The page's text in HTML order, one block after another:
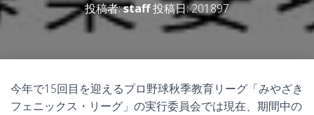
投稿者:staff投稿日:201897
今年で15回目を迎えるプロ野球秋季教育リーグ「みやざき
フェニックス・リーグ」の実行委員会では現在、期間中の